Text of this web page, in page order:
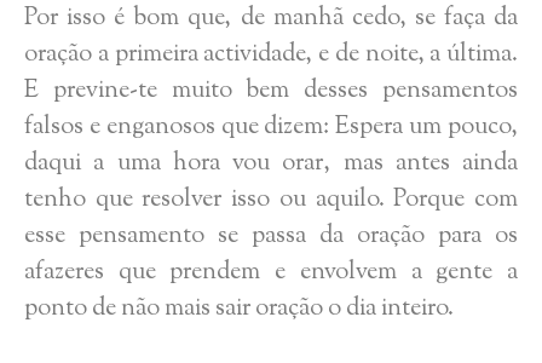
Por isso é bom que, de manhã cedo, se faça da
oração a primeira actividade, e de noite, a última.
E previne-te muito bem desses pensamentos
falsos e enganosos que dizem: Espera um pouco,
daqui a uma hora vou orar, mas antes ainda
tenho que resolver isso ou aquilo. Porque com
esse pensamento se passa da oração para os
afazeres que prendem e envolvem a gente a
ponto de não mais sair oração o dia inteiro.